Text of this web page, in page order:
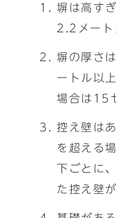
塀は高す
2.2メート
塀の厚さ
ートル以
場合は15
控え壁は
を超える
下ごとに
た控え壁